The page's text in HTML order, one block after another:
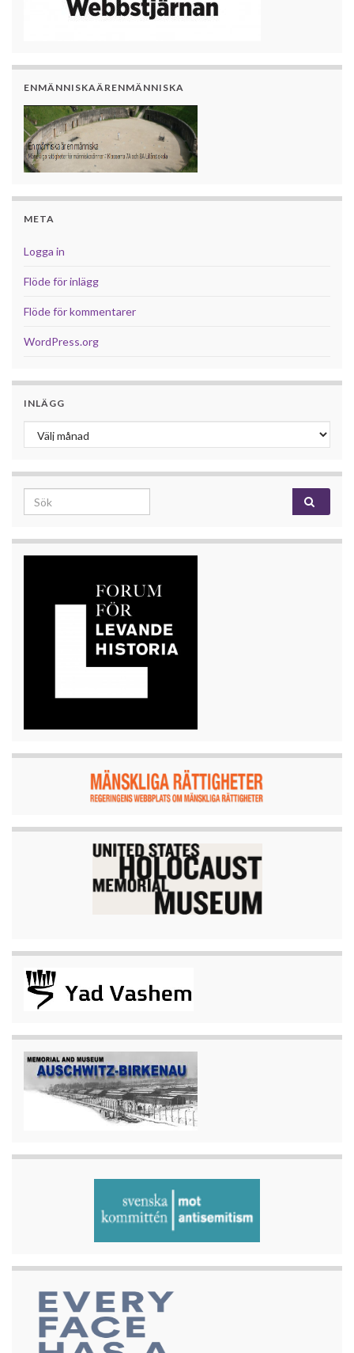
ENMÄNNISKAÄRENMÄNNISKA
META
Logga in
Flöde för inlägg
Flöde för kommentarer
WordPress.org
INLÄGG
Inlägg
Search for: